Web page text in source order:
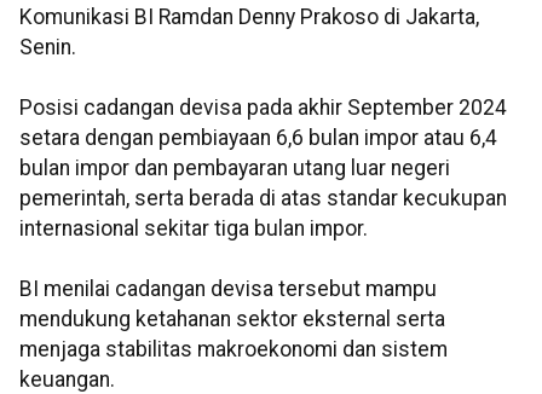
Komunikasi BI Ramdan Denny Prakoso di Jakarta,
Senin.
Posisi cadangan devisa pada akhir September 2024
setara dengan pembiayaan 6,6 bulan impor atau 6,4
bulan impor dan pembayaran utang luar negeri
pemerintah, serta berada di atas standar kecukupan
internasional sekitar tiga bulan impor.
BI menilai cadangan devisa tersebut mampu
mendukung ketahanan sektor eksternal serta
menjaga stabilitas makroekonomi dan sistem
keuangan.